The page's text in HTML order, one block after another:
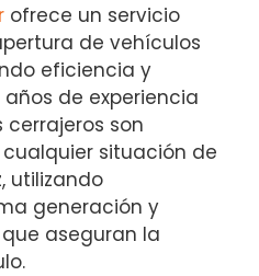
ofrece un servicio
de vehículos
eficiencia y
de experiencia
cerrajeros son
situación de
utilizando
generación y
aseguran la